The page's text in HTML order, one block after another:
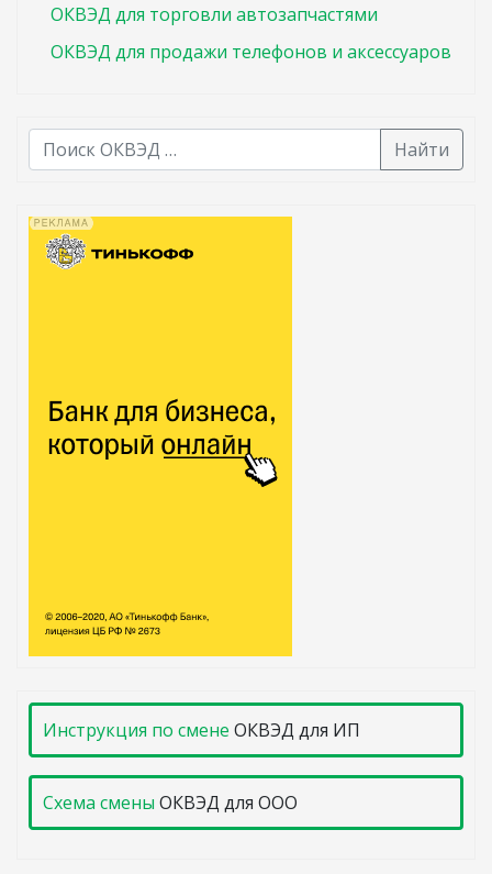
ОКВЭД для торговли автозапчастями
ОКВЭД для продажи телефонов и аксессуаров
Найти
В списке найденных результатов используйте
Инструкция по смене ОКВЭД для ИП
Схема смены ОКВЭД для ООО